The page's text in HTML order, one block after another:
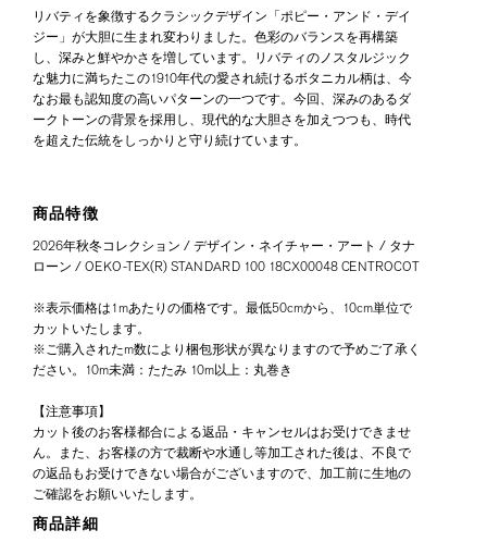
リバティを象徴するクラシックデザイン「ポピー・アンド・デイ
ジー」が大胆に生まれ変わりました。色彩のバランスを再構築
し、深みと鮮やかさを増しています。リバティのノスタルジック
な魅力に満ちたこの1910年代の愛され続けるボタニカル柄は、今
なお最も認知度の高いパターンの一つです。今回、深みのあるダ
ークトーンの背景を採用し、現代的な大胆さを加えつつも、時代
を超えた伝統をしっかりと守り続けています。
商品特徴
2026年秋冬コレクション / デザイン・ネイチャー・アート / タナ
ローン / OEKO-TEX(R) STANDARD 100 18CX00048 CENTROCOT
※表示価格は1mあたりの価格です。最低50cmから、10cm単位で
カットいたします。
※ご購入されたm数により梱包形状が異なりますので予めご了承く
ださい。10m未満：たたみ 10m以上：丸巻き
【注意事項】
カット後のお客様都合による返品・キャンセルはお受けできませ
ん。また、お客様の方で裁断や水通し等加工された後は、不良で
の返品もお受けできない場合がございますので、加工前に生地の
ご確認をお願いいたします。
商品詳細